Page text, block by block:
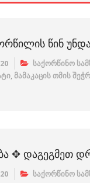
ᲬᲘᲜ
საქორწინო
, მამაკაცის თმის
✥ ᲓᲐᲒᲔᲒᲛᲔᲗ
საქორწინო